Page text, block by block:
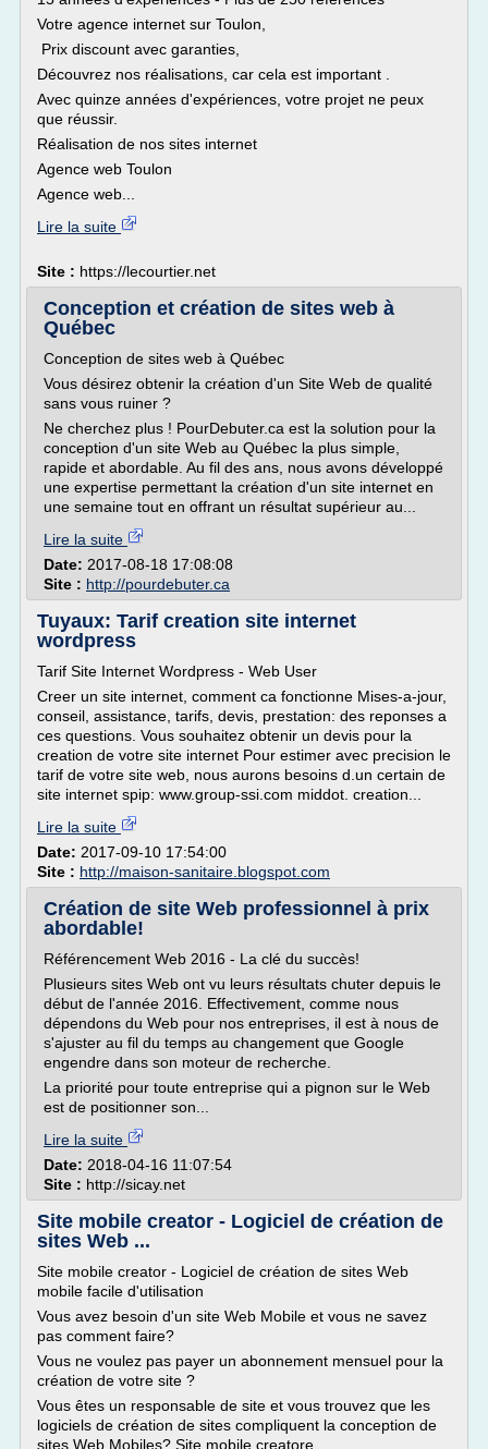
Votre agence internet sur Toulon,
Prix discount avec garanties,
Découvrez nos réalisations, car cela est important .
Avec quinze années d'expériences, votre projet ne peux
que réussir.
Réalisation de nos sites internet
Agence web Toulon
Agence web...
Lire la suite
Site : https://lecourtier.net
Conception et création de sites web à
Québec
Conception de sites web à Québec
Vous désirez obtenir la création d'un Site Web de qualité
sans vous ruiner ?
Ne cherchez plus ! PourDebuter.ca est la solution pour la
conception d'un site Web au Québec la plus simple,
rapide et abordable. Au fil des ans, nous avons développé
une expertise permettant la création d'un site internet en
une semaine tout en offrant un résultat supérieur au...
Lire la suite
Date: 2017-08-18 17:08:08
Site : http://pourdebuter.ca
Tuyaux: Tarif creation site internet
wordpress
Tarif Site Internet Wordpress - Web User
Creer un site internet, comment ca fonctionne Mises-a-jour,
conseil, assistance, tarifs, devis, prestation: des reponses a
ces questions. Vous souhaitez obtenir un devis pour la
creation de votre site internet Pour estimer avec precision le
tarif de votre site web, nous aurons besoins d.un certain de
site internet spip: www.group-ssi.com middot. creation...
Lire la suite
Date: 2017-09-10 17:54:00
Site : http://maison-sanitaire.blogspot.com
Création de site Web professionnel à prix
abordable!
Référencement Web 2016 - La clé du succès!
Plusieurs sites Web ont vu leurs résultats chuter depuis le
début de l'année 2016. Effectivement, comme nous
dépendons du Web pour nos entreprises, il est à nous de
s'ajuster au fil du temps au changement que Google
engendre dans son moteur de recherche.
La priorité pour toute entreprise qui a pignon sur le Web
est de positionner son...
Lire la suite
Date: 2018-04-16 11:07:54
Site : http://sicay.net
Site mobile creator - Logiciel de création de
sites Web ...
Site mobile creator - Logiciel de création de sites Web
mobile facile d'utilisation
Vous avez besoin d'un site Web Mobile et vous ne savez
pas comment faire?
Vous ne voulez pas payer un abonnement mensuel pour la
création de votre site ?
Vous êtes un responsable de site et vous trouvez que les
logiciels de création de sites compliquent la conception de
sites Web Mobiles? Site mobile creatore...